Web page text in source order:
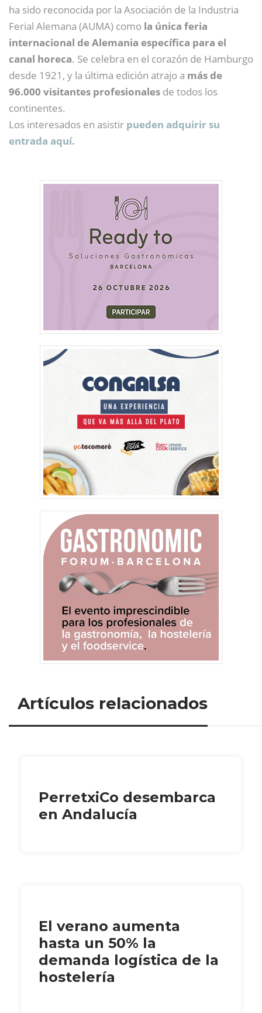
ha sido reconocida por la Asociación de la Industria
Ferial Alemana (AUMA) como la única feria
internacional de Alemania específica para el
canal horeca. Se celebra en el corazón de Hamburgo
desde 1921, y la última edición atrajo a más de
96.000 visitantes profesionales de todos los
continentes.
Los interesados en asistir pueden adquirir su
entrada aquí.
Artículos relacionados
PerretxiCo desembarca
en Andalucía
El verano aumenta
hasta un 50% la
demanda logística de la
hostelería